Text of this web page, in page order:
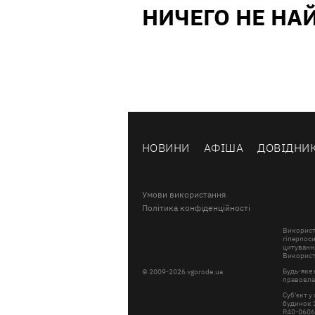
НИЧЕГО НЕ
НОВИНИ АФІША
Умови використання
Політика конфіденційності
© 2009-2026 vgorode.ua
Будь-яке
Суб'єкт
будинок
R40-